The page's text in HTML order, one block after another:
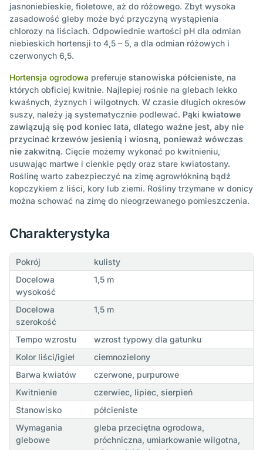
jasnoniebieskie, fioletowe, aż do różowego. Zbyt wysoka
zasadowość gleby może być przyczyną wystąpienia
chlorozy na liściach. Odpowiednie wartości pH dla odmian
niebieskich hortensji to 4,5 – 5, a dla odmian różowych i
czerwonych 6,5.
Hortensja ogrodowa preferuje stanowiska półcieniste, na
których obficiej kwitnie. Najlepiej rośnie na glebach lekko
kwaśnych, żyznych i wilgotnych. W czasie długich okresów
suszy, należy ją systematycznie podlewać. Pąki kwiatowe
zawiązują się pod koniec lata, dlatego ważne jest, aby nie
przycinać krzewów jesienią i wiosną, ponieważ wówczas
nie zakwitną. Cięcie możemy wykonać po kwitnieniu,
usuwając martwe i cienkie pędy oraz stare kwiatostany.
Roślinę warto zabezpieczyć na zimę agrowłókniną bądź
kopczykiem z liści, kory lub ziemi. Rośliny trzymane w donicy
można schować na zimę do nieogrzewanego pomieszczenia.
Charakterystyka
Pokrój
kulisty
Docelowa
wysokość
1,5 m
Docelowa
szerokość
1,5 m
Tempo wzrostu
wzrost typowy dla gatunku
Kolor liści/igieł
ciemnozielony
Barwa kwiatów
czerwone, purpurowe
Kwitnienie
czerwiec, lipiec, sierpień
Stanowisko
półcieniste
Wymagania
glebowe
gleba przeciętna ogrodowa,
próchniczna, umiarkowanie wilgotna,